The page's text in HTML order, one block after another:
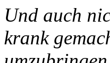
Und auch
krank